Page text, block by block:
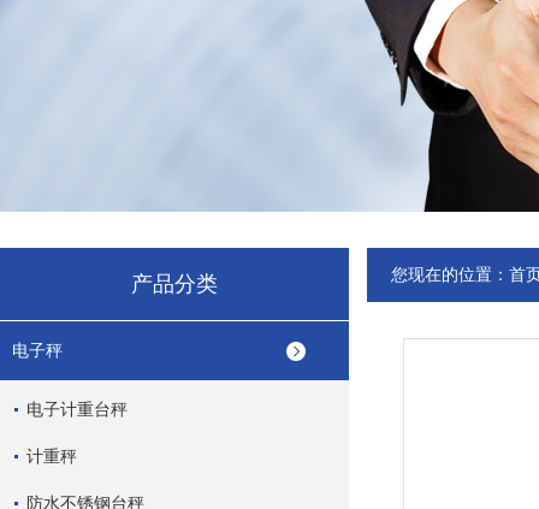
产品分类
电子秤
电子计重台秤
计重秤
防水不锈钢台秤
您现在的位置： 首